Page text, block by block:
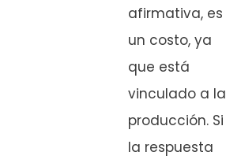
afirmativa, es
un costo, ya
que está
vinculado a la
producción. Si
la respuesta